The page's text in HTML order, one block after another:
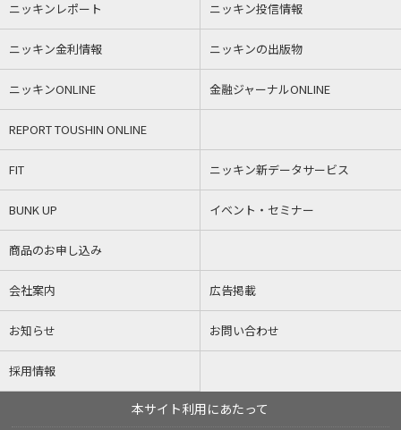
ニッキンレポート ニッキン投信情報
ニッキン金利情報 ニッキンの出版物
ニッキンONLINE 金融ジャーナルONLINE
REPORT TOUSHIN ONLINE
FIT ニッキン新データサービス
BUNK UP イベント・セミナー
商品のお申し込み
会社案内 広告掲載
お知らせ お問い合わせ
採用情報
本サイト利用にあたって